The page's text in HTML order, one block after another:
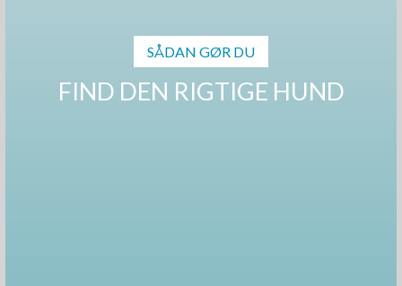
SÅDAN GØR DU
FIND DEN RIGTIGE HUND